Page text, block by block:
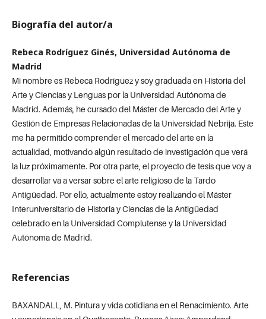
Biografía del autor/a
Rebeca Rodríguez Ginés, Universidad Autónoma de
Madrid
Mi nombre es Rebeca Rodríguez y soy graduada en Historia del
Arte y Ciencias y Lenguas por la Universidad Autónoma de
Madrid. Además, he cursado del Máster de Mercado del Arte y
Gestión de Empresas Relacionadas de la Universidad Nebrija. Este
me ha permitido comprender el mercado del arte en la
actualidad, motivando algún resultado de investigación que verá
la luz próximamente. Por otra parte, el proyecto de tesis que voy a
desarrollar va a versar sobre el arte religioso de la Tardo
Antigüedad. Por ello, actualmente estoy realizando el Máster
Interuniversitario de Historia y Ciencias de la Antigüedad
celebrado en la Universidad Complutense y la Universidad
Autónoma de Madrid.
Referencias
BAXANDALL, M. Pintura y vida cotidiana en el Renacimiento. Arte